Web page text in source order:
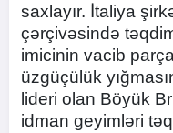
saxlayır. İtaliya
çərçivəsində
imicinin vacib
üzgüçülük
lideri olan Böyük
idman geyimləri